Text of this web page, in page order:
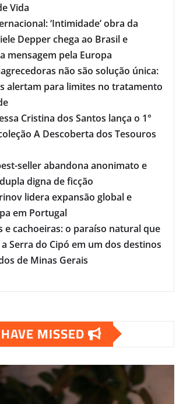
Vida
‘Intimidade’ obra da
Depper chega ao Brasil e
mensagem pela Europa
não são solução única:
alertam para limites no tratamento
Cristina dos Santos lança o 1°
A Descoberta dos Tesouros
seller abandona anonimato e
digna de ficção
lidera expansão global e
em Portugal
e cachoeiras: o paraíso natural que
Serra do Cipó em um dos destinos
de Minas Gerais
MISSED